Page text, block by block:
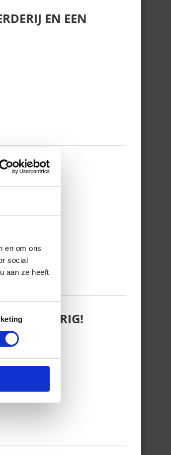
en om ons
social
aan ze heeft
EN EEN
EN MIJN
IS JARIG!